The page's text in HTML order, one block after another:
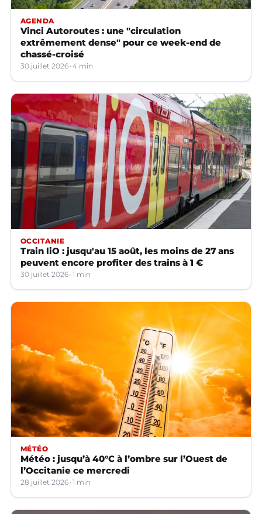
AGENDA
Vinci Autoroutes : une "circulation
extrêmement dense" pour ce week-end de
chassé-croisé
30 juillet 2026 4 min
OCCITANIE
Train liO : jusqu'au 15 août, les moins de 27 ans
peuvent encore profiter des trains à 1 €
30 juillet 2026 1 min
MÉTÉO
Météo : jusqu’à 40°C à l’ombre sur l’Ouest de
l’Occitanie ce mercredi
28 juillet 2026 1 min